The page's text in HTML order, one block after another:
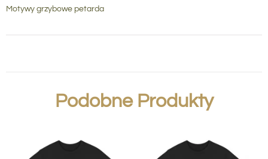
Motywy grzybowe petarda
Podobne Produkty